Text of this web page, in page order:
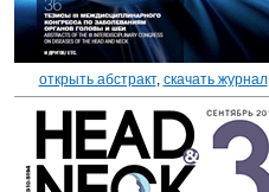
открыть абстракт, скачать журнал